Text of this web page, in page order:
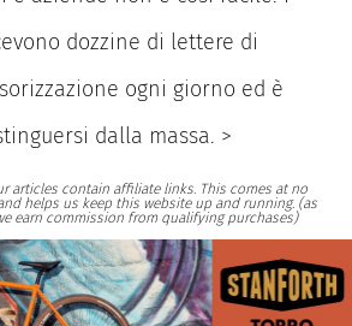
dozzine di lettere di
ogni giorno ed è
dalla massa. >
articles contain affiliate links. This comes at no
helps us keep this website up and running. (as
earn commission from qualifying purchases)